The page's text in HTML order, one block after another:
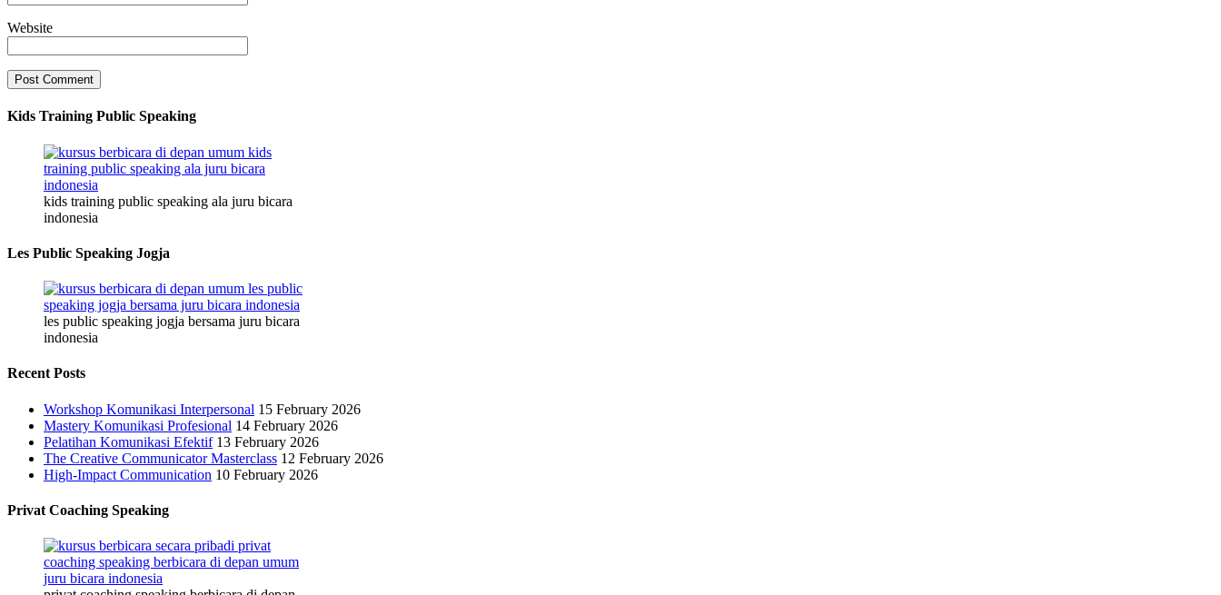
Website
Kids Training Public Speaking
kids training public speaking ala juru bicara
indonesia
Les Public Speaking Jogja
les public speaking jogja bersama juru bicara
indonesia
Recent Posts
Workshop Komunikasi Interpersonal 15 February 2026
Mastery Komunikasi Profesional 14 February 2026
Pelatihan Komunikasi Efektif 13 February 2026
The Creative Communicator Masterclass 12 February 2026
High-Impact Communication 10 February 2026
Privat Coaching Speaking